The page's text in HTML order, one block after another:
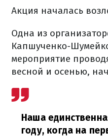
Акция началась
Одна из
Капшученко-
мероприятие
весной и осенью,
Наша
году, когда на